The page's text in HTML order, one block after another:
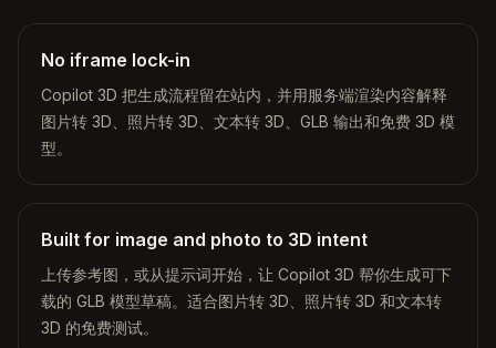
No iframe lock-in
Copilot 3D 把生成流程留在站内，并用服务端渲染内容解释
图片转 3D、照片转 3D、文本转 3D、GLB 输出和免费 3D 模
型。
Built for image and photo to 3D intent
上传参考图，或从提示词开始，让 Copilot 3D 帮你生成可下
载的 GLB 模型草稿。适合图片转 3D、照片转 3D 和文本转
3D 的免费测试。